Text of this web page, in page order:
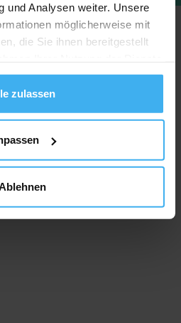
und Analysen weiter. Unsere
möglicherweise mit
die Sie ihnen bereitgestellt
zulassen
Ablehnen